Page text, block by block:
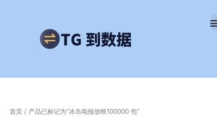
首页 / 产品已标记为“冰岛电报放映100000 包”